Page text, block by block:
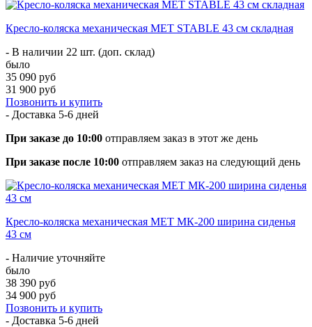
Кресло-коляска механическая МЕТ STABLE 43 см складная
- В наличии 22 шт. (доп. склад)
было
35 090 руб
31 900 руб
Позвонить и купить
- Доставка 5-6 дней
При заказе до 10:00 отправляем заказ в этот же день
При заказе после 10:00 отправляем заказ на следующий день
Кресло-коляска механическая МЕТ МК-200 ширина сиденья
43 см
- Наличие уточняйте
было
38 390 руб
34 900 руб
Позвонить и купить
- Доставка 5-6 дней